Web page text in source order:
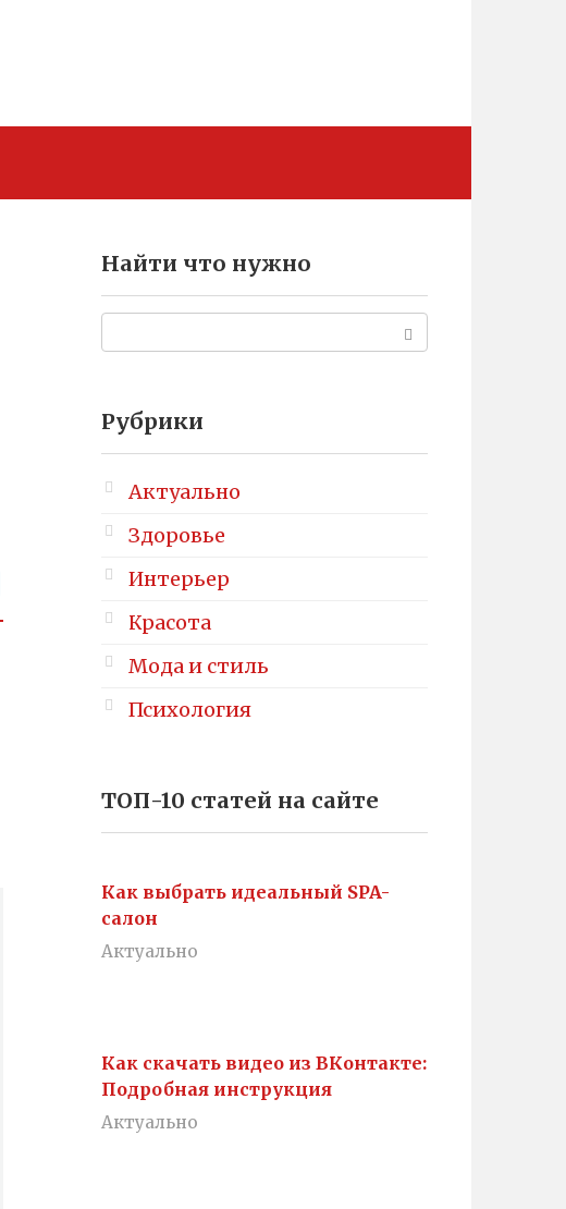
Найти что нужно
Рубрики
Актуально
Здоровье
Интерьер
Красота
Мода и стиль
Психология
ТОП-10 статей на сайте
Как выбрать идеальный SPA-
салон
Актуально
Как скачать видео из ВКонтакте:
Подробная инструкция
Актуально